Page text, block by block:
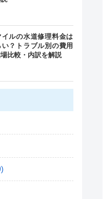
イルの水道修理料金は
い？トラブル別の費用
比較・内訳を解説